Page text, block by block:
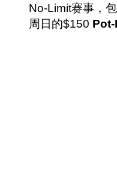
No-Limit赛事，
周日的$150